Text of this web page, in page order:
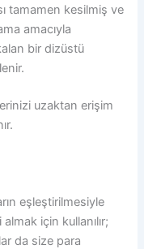
tamamen kesilmiş ve
amacıyla
bir dizüstü
uzaktan erişim
eşleştirilmesiyle
için kullanılır;
da size para